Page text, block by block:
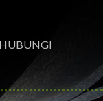
HUBUNGI